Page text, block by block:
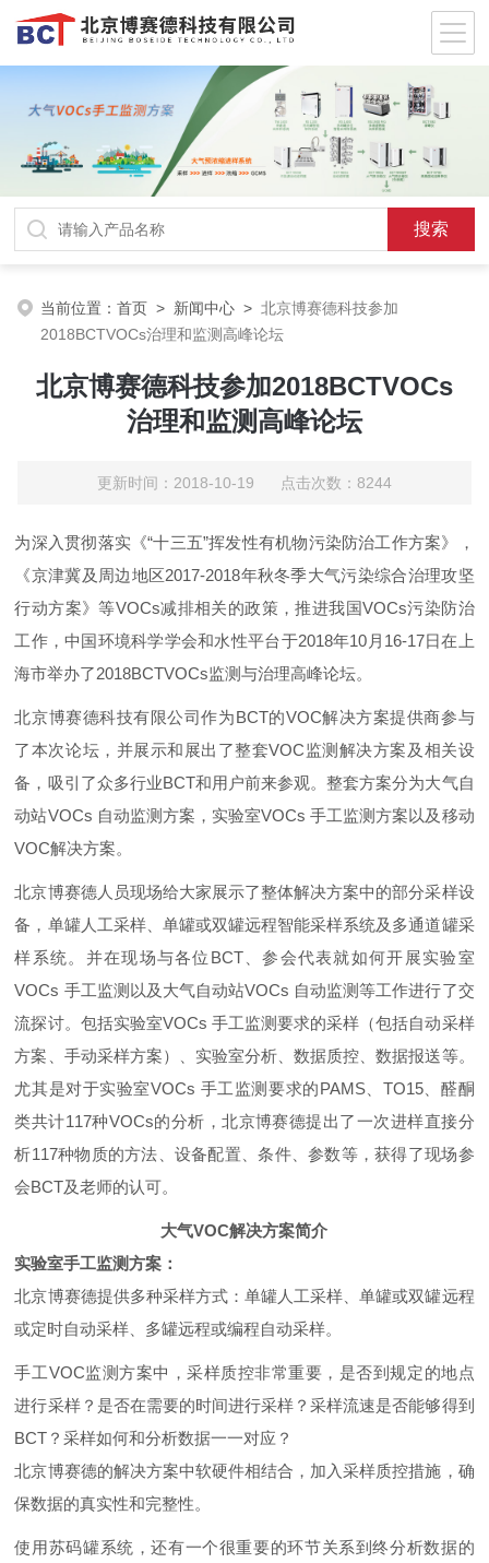
当前位置：首页 > 新闻中心 >北京博赛德科技参加
2018BCTVOCs治理和监测高峰论坛
北京博赛德科技参加2018BCTVOCs
治理和监测高峰论坛
更新时间：2018-10-19 点击次数：8244
为深入贯彻落实《“十三五”挥发性有机物污染防治工作方案》，
《京津冀及周边地区2017-2018年秋冬季大气污染综合治理攻坚
行动方案》等VOCs减排相关的政策，推进我国VOCs污染防治
工作，中国环境科学学会和水性平台于2018年10 月 16-17日在上
海市举办了2018BCTVOCs监测与治理高峰论坛。
北京博赛德科技有限公司作为BCT的VOC解决方案提供商参与
了本次论坛，并展示和展出了整套VOC监测解决方案及相关设
备，吸引了众多行业BCT和用户前来参观。整套方案分为大气自
动站VOCs 自动监测方案，实验室VOCs手工监测方案以及移动
VOC解决方案。
北京博赛德人员现场给大家展示了整体解决方案中的部分采样设
备，单罐人工采样、单罐或双罐远程智能采样系统及多通道罐采
样系统。并在现场与各位BCT、参会代表就如何开展实验室
VOCs 手工监测以及大气自动站VOCs 自动监测等工作进行了交
流探讨。包括实验室VOCs 手工监测要求的采样（包括自动采样
方案、手动采样方案）、实验室分析、数据质控、数据报送等。
尤其是对于实验室VOCs 手工监测要求的PAMS、 TO15、醛酮
类共计117种VOCs的分析，北京博赛德提出了一次进样直接分
析117种物质的方法、设备配置、条件、参数等，获得了现场参
会BCT及老师的认可。
大气VOC解决方案简介
实验室手工监测方案：
北京博赛德提供多种采样方式：单罐人工采样、单罐或双罐远程
或定时自动采样、多罐远程或编程自动采样。
手工VOC监测方案中，采样质控非常重要，是否到规定的地点
进行采样？是否在需要的时间进行采样？采样流速是否能够得到
BCT？采样如何和分析数据一一对应？
北京博赛德的解决方案中软硬件相结合，加入采样质控措施，确
保数据的真实性和完整性。
使用苏码罐系统，还有一个很重要的环节关系到终分析数据的